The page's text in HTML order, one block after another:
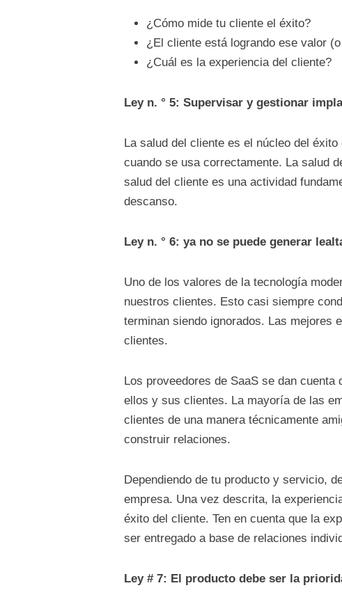
¿Cómo mide tu cliente el éxito?
¿El cliente está logrando ese valor
¿Cuál es la experiencia del cliente?
Ley n. ° 5: Supervisar y gestionar
La salud del cliente es el núcleo del
cuando se usa correctamente. La salud
salud del cliente es una actividad
descanso.
Ley n. ° 6: ya no se puede generar
Uno de los valores de la tecnología
nuestros clientes. Esto casi siempre
terminan siendo ignorados. Las mejores
clientes.
Los proveedores de SaaS se dan
ellos y sus clientes. La mayoría de las
clientes de una manera técnicamente
construir relaciones.
Dependiendo de tu producto y servicio,
empresa. Una vez descrita, la
éxito del cliente. Ten en cuenta que la
ser entregado a base de relaciones
Ley # 7: El producto debe ser la